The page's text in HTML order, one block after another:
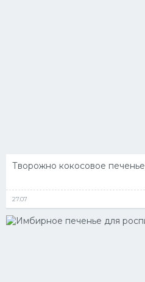
Творожно кокосовое печенье
27.07